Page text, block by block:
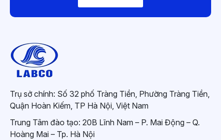
Trụ sở chính: Số 32 phố Tràng Tiền, Phường Tràng Tiền,
Quận Hoàn Kiếm, TP Hà Nội, Việt Nam
Trung Tâm đào tạo: 20B Lĩnh Nam – P. Mai Động – Q.
Hoàng Mai – Tp. Hà Nội